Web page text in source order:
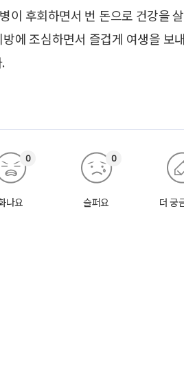
이 후회하면서 번 돈으로 건강을
에 조심하면서 즐겁게 여생을 보
나요
0
슬퍼요
0
더 궁